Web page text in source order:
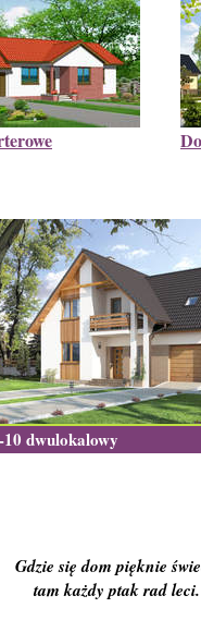
10 dwulokalowy
Gdzie się dom pięknie
tam każdy ptak rad leci.